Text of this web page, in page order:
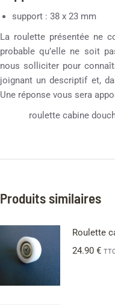
support : 38 x 23 mm
La roulette présentée ne
probable qu’elle ne soit
nous solliciter pour
joignant un descriptif et,
Une réponse vous sera
roulette cabine douche
Produits similaires
Roulette
24.90 €